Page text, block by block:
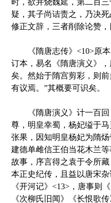
疑，其子尚诘责之，乃决
修正文辞，三者削除论赞
《隋唐志传》<10>原本
订本，易名《隋唐演义》
矣。然始于隋宫剪彩，则
有议焉。”其概要可识矣。
《隋唐演义》计一百回
尊，明皇幸蜀，杨妃缢于
张果，因知明皇杨妃为隋
建德单雌信王伯当花木兰
故事，序言得之袁于令所
本正史纪传，且益以唐宋
《开河记》<13>，唐事则
《次柳氏旧闻》《长恨歌